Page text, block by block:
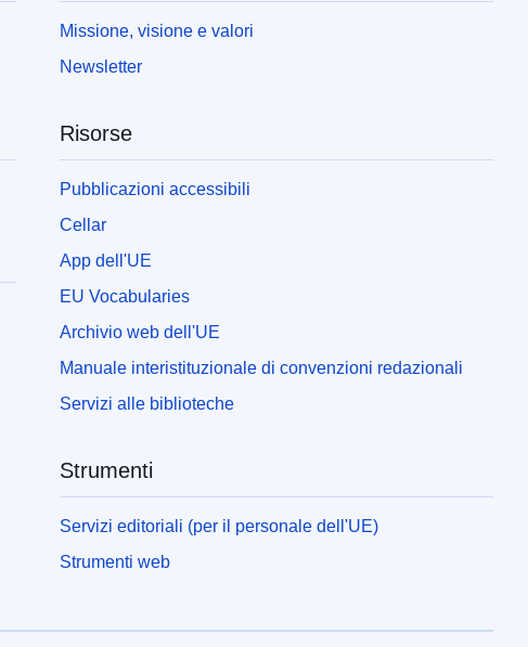
Missione, visione e valori
Newsletter
Risorse
Pubblicazioni accessibili
Cellar
App dell'UE
EU Vocabularies
Archivio web dell'UE
Manuale interistituzionale di convenzioni redazionali
Servizi alle biblioteche
Strumenti
Servizi editoriali (per il personale dell'UE)
Strumenti web